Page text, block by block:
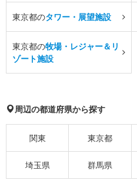
東京都のタワー・展望施設
東京都の牧場・レジャー＆リ
ゾート施設
周辺の都道府県から探す
関東 東京都
埼玉県 群馬県